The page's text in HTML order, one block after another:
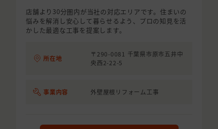
店舗より30分圏内が当社の対応エリアです。住まいの
悩みを解消し安心して暮らせるよう、プロの知見を活
かした最適な工事を提案します。
所在地
〒290-0081 千葉県市原市五井中
央西2-22-5
事業内容 外壁屋根リフォーム工事